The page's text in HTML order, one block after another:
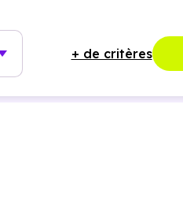
+ de critères